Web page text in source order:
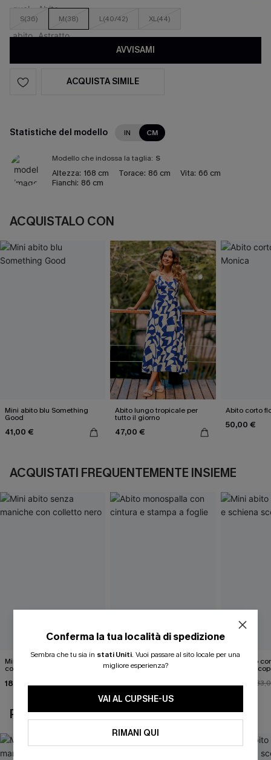
S(36) M(38) L(40/42) XL(44)
AVVISAMI
ACQUISTA SIMILE
Statistiche del modello IN CM
Modello che indossa la taglia: S
Altezza: 168 cm Torace: 86 cm Vita: 66 cm
Fianchi: 86 cm
ACQUISTALO CON
Mini abito blu Something
Good
41,00 €
Abito lungo tropicale per
tutto il giorno
47,00 €
Abito corto
50,00 €
ACQUISTATI FREQUENTEMENTE INSIEME
Mini abito senza maniche
con colletto nero
18,90 €
Abito monospalla con
cintura e stampa a foglie
26,90 €
Mini abito
schiena
26,00 €
POTREBBE INTERESSARTI ANCHE
Conferma la tua località di spedizione
Sembra che tu sia in stati Uniti. Vuoi passare al sito locale per una
migliore esperienza?
VAI AL CUPSHE-US
RIMANI QUI